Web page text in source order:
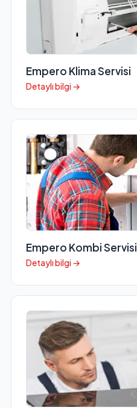
Empero Klima Servisi
Detaylı bilgi →
Empero Kombi Servisi
Detaylı bilgi →